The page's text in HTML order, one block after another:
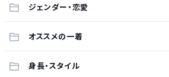
ジェンダー・恋愛
オススメの一着
身長・スタイル